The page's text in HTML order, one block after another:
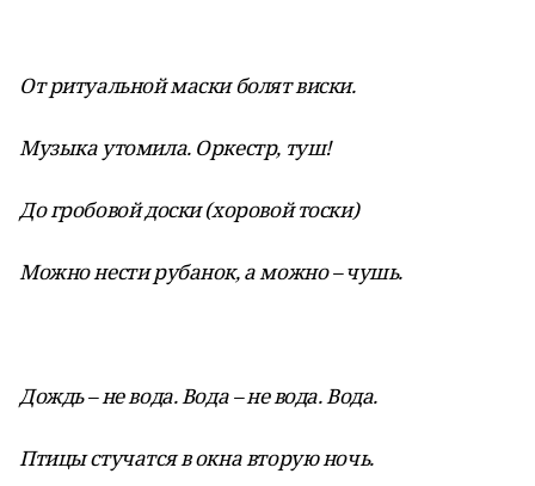
От ритуальной маски болят виски.
Музыка утомила. Оркестр, туш!
До гробовой доски (хоровой тоски)
Можно нести рубанок, а можно – чушь.
Дождь – не вода. Вода – не вода. Вода.
Птицы стучатся в окна вторую ночь.